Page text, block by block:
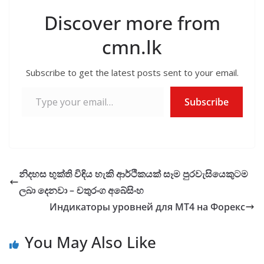
Discover more from
cmn.lk
Subscribe to get the latest posts sent to your email.
Subscribe
නිදහස භුක්ති විඳිය හැකි ආර්ථිකයක් සෑම පුරවැසියෙකුටම
ලබා දෙනවා – චතුරංග අබේසිංහ
Индикаторы уровней для МТ4 на Форекс
You May Also Like